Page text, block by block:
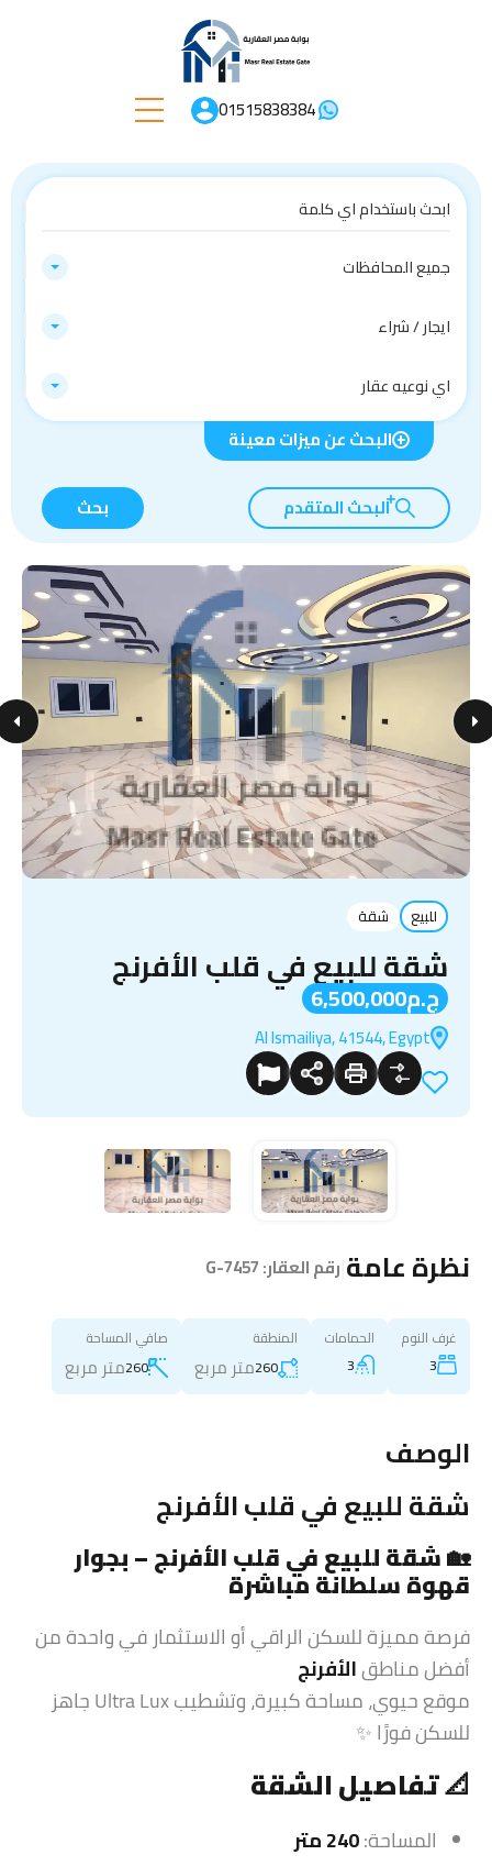
01515838384
جميع المحافظات
ايجار / شراء
اي نوعيه عقار
البحث عن ميزات معينة
البحث المتقدم بحث
للبيع شقة
شقة للبيع في قلب الأفرنج
ج.م6,500,000
Al Ismailiya, 41544, Egypt
نظرة عامة رقم العقار:G-7457
غرف النوم
3
الحمامات
3
المنطقة
260متر مربع
صافي المساحة
260متر مربع
الوصف
شقة للبيع في قلب الأفرنج
🏡شقة للبيع في قلب الأفرنج – بجوار
قهوة سلطانة مباشرة
فرصة مميزة للسكن الراقي أو الاستثمار في واحدة من
أفضل مناطقالأفرنج
موقع حيوي، مساحة كبيرة، وتشطيب Ultra Lux جاهز
للسكن فورًا ✨
📐تفاصيل الشقة
المساحة:240 متر